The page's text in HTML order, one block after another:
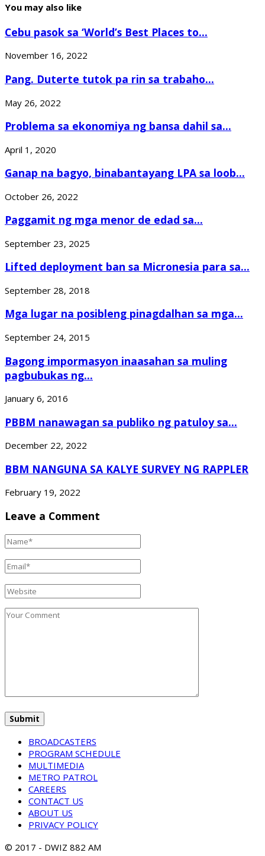
You may also like
Cebu pasok sa ‘World’s Best Places to...
November 16, 2022
Pang. Duterte tutok pa rin sa trabaho...
May 26, 2022
Problema sa ekonomiya ng bansa dahil sa...
April 1, 2020
Ganap na bagyo, binabantayang LPA sa loob...
October 26, 2022
Paggamit ng mga menor de edad sa...
September 23, 2025
Lifted deployment ban sa Micronesia para sa...
September 28, 2018
Mga lugar na posibleng pinagdalhan sa mga...
September 24, 2015
Bagong impormasyon inaasahan sa muling
pagbubukas ng...
January 6, 2016
PBBM nanawagan sa publiko ng patuloy sa...
December 22, 2022
BBM NANGUNA SA KALYE SURVEY NG RAPPLER
February 19, 2022
Leave a Comment
BROADCASTERS
PROGRAM SCHEDULE
MULTIMEDIA
METRO PATROL
CAREERS
CONTACT US
ABOUT US
PRIVACY POLICY
© 2017 - DWIZ 882 AM